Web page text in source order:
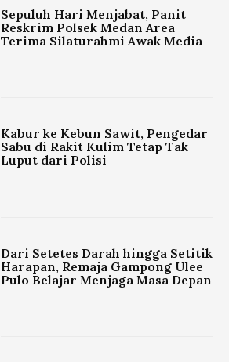
Sepuluh Hari Menjabat, Panit
Reskrim Polsek Medan Area
Terima Silaturahmi Awak Media
Kabur ke Kebun Sawit, Pengedar
Sabu di Rakit Kulim Tetap Tak
Luput dari Polisi
Dari Setetes Darah hingga Setitik
Harapan, Remaja Gampong Ulee
Pulo Belajar Menjaga Masa Depan